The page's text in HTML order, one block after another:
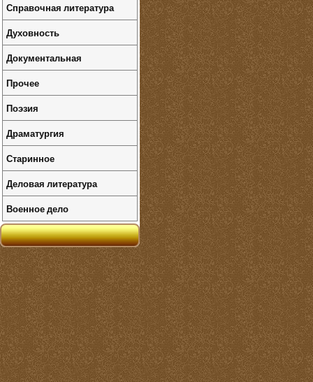
Справочная литература
Духовность
Документальная
Прочее
Поэзия
Драматургия
Старинное
Деловая литература
Военное дело